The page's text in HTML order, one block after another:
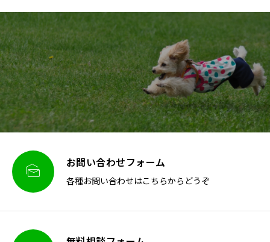
 お問い合わせフォーム
各種お問い合わせはこちらからどうぞ